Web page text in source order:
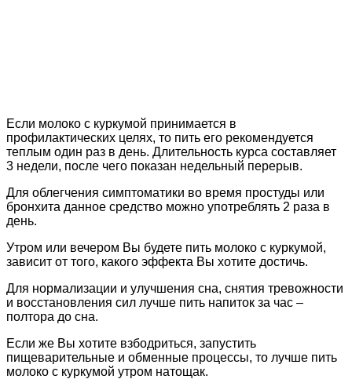
Если молоко с куркумой принимается в
профилактических целях, то пить его рекомендуется
теплым один раз в день. Длительность курса составляет
3 недели, после чего показан недельный перерыв.
Для облегчения симптоматики во время простуды или
бронхита данное средство можно употреблять 2 раза в
день.
Утром или вечером Вы будете пить молоко с куркумой,
зависит от того, какого эффекта Вы хотите достичь.
Для нормализации и улучшения сна, снятия тревожности
и восстановления сил лучше пить напиток за час –
полтора до сна.
Если же Вы хотите взбодриться, запустить
пищеварительные и обменные процессы, то лучше пить
молоко с куркумой утром натощак.